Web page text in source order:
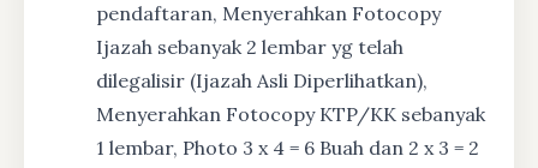
pendaftaran, Menyerahkan Fotocopy
Ijazah sebanyak 2 lembar yg telah
dilegalisir (Ijazah Asli Diperlihatkan),
Menyerahkan Fotocopy KTP/KK sebanyak
1 lembar, Photo 3 x 4 = 6 Buah dan 2 x 3 = 2